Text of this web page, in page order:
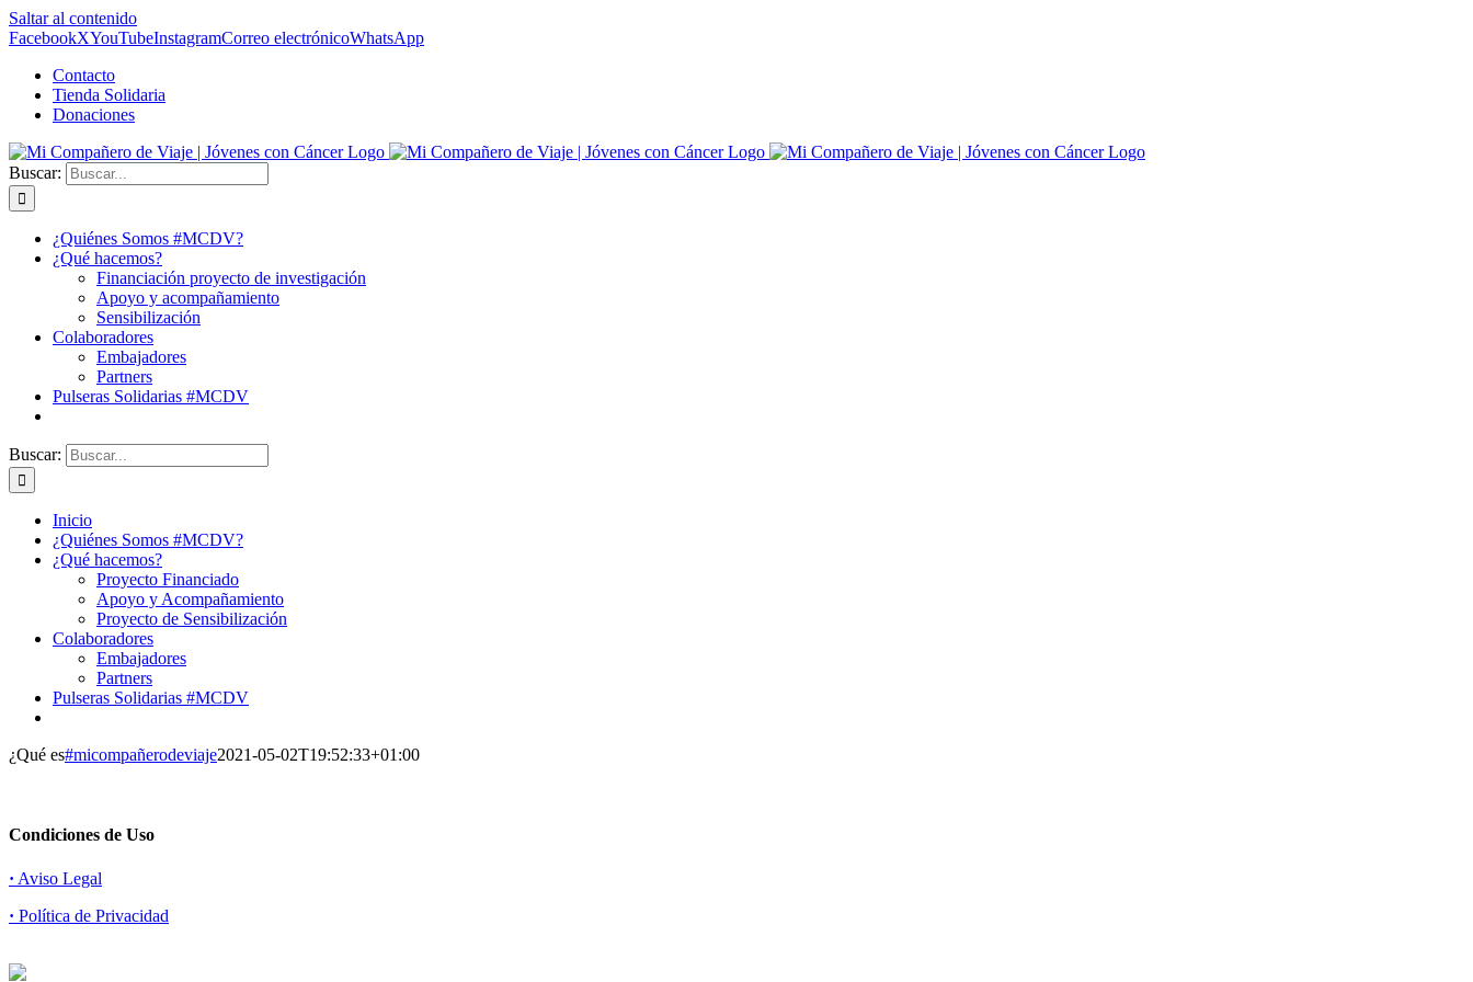
Saltar al contenido
FacebookXYouTubeInstagramCorreo electrónicoWhatsApp
Contacto
Tienda Solidaria
Donaciones
Buscar:
¿Quiénes Somos #MCDV?
¿Qué hacemos?
Financiación proyecto de investigación
Apoyo y acompañamiento
Sensibilización
Colaboradores
Embajadores
Partners
Pulseras Solidarias #MCDV
Buscar:
Inicio
¿Quiénes Somos #MCDV?
¿Qué hacemos?
Proyecto Financiado
Apoyo y Acompañamiento
Proyecto de Sensibilización
Colaboradores
Embajadores
Partners
Pulseras Solidarias #MCDV
¿Qué es#micompañerodeviaje2021-05-02T19:52:33+01:00
Condiciones de Uso
· Aviso Legal
· Política de Privacidad